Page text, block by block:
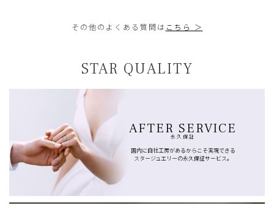
その他のよくある質問は こちら ＞
STAR QUALITY
AFTER SERVICE
永久保証
国内に自社工房があるからこそ実現できる
スタージュエリーの永久保証サービス。